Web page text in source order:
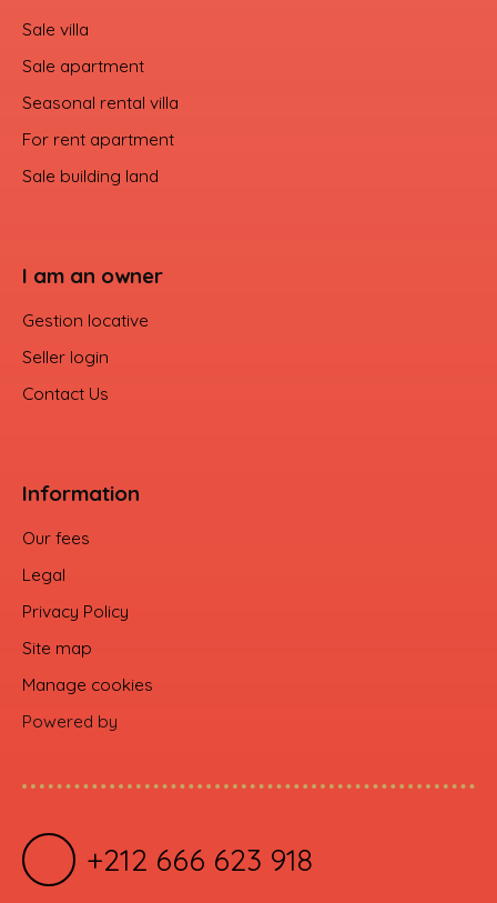
Sale villa
Sale apartment
Seasonal rental villa
For rent apartment
Sale building land
I am an owner
Gestion locative
Seller login
Contact Us
Information
Our fees
Legal
Privacy Policy
Site map
Manage cookies
Powered by
+212 666 623 918